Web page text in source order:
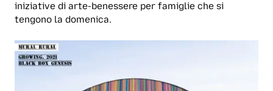
iniziative di arte-benessere per famiglie che si
tengono la domenica.